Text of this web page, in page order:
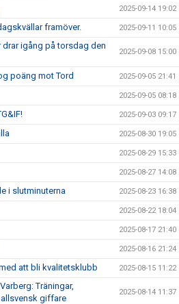
2025-09-14 19:02
framöver. 2025-09-11 10:05
igång på torsdag den
2025-09-08 15:00
poäng mot Tord 2025-09-05 21:41
2025-09-05 08:18
2025-09-03 09:17
2025-08-30 19:05
2025-08-29 15:33
2025-08-27 14:08
i slutminuterna 2025-08-23 16:38
2025-08-22 18:04
2025-08-17 21:40
2025-08-16 21:24
att bli kvalitetsklubb 2025-08-15 11:22
Träningar,
giffare
2025-08-14 11:37